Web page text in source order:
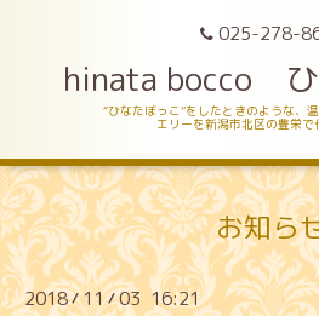
025-278-
hinata bocco ひ
“ひなたぼっこ”をしたときのような、
エリーを新潟市北区の豊栄で
お知ら
2018/11/03 16:21